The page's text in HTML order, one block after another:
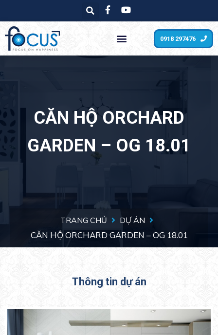
0918 297476
CĂN HỘ ORCHARD
GARDEN – OG 18.01
TRANG CHỦ DỰ ÁN
CĂN HỘ ORCHARD GARDEN – OG 18.01
Thông tin dự án